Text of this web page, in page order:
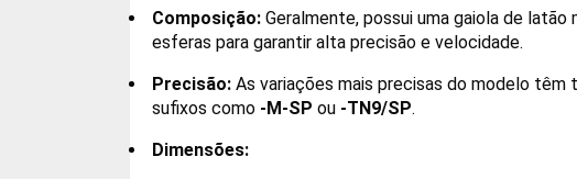
Composição: Geralmente, possui uma gaiola de
esferas para garantir alta precisão e velocidade.
Precisão: As variações mais precisas do modelo têm
sufixos como -M-SP ou -TN9/SP.
Dimensões: